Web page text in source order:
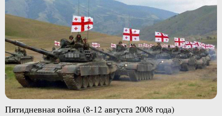
Пятидневная война (8-12 августа 2008 года)